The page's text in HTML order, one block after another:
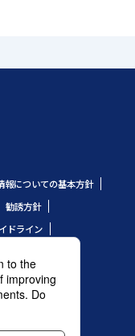
報についての基本方針
勧誘方針
ドライン